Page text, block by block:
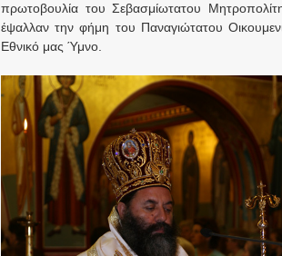
πρωτοβουλία του Σεβασμίωτατου
έψαλλαν την φήμη του Παναγιώτατου
Εθνικό μας Ύμνο.